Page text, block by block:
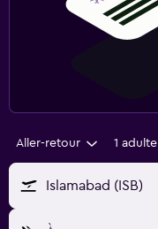
Aller-retour 1 adulte
Islamabad (ISB)